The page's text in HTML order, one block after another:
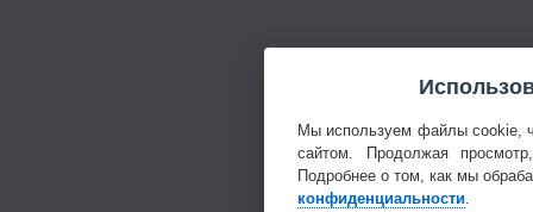
Мы используем файлы cookie,
сайтом. Продолжая
Подробнее о том, как мы
конфиденциальности